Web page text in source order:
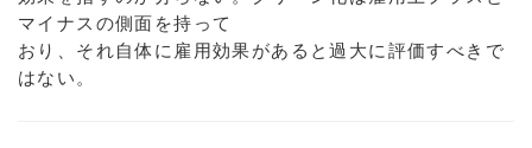
マイナスの側面を持って
おり、それ自体に雇用効果があると過大に評価すべきで
はない。